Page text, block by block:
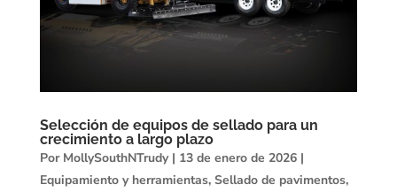
Selección de equipos de sellado para un
crecimiento a largo plazo
Por MollySouthNTrudy| 13 de enero de 2026|
Equipamiento y herramientas, Sellado de pavimentos,